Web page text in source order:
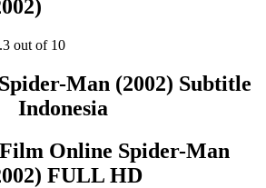
out of 10
Man (2002) Subtitle
Indonesia
Online Spider-Man
FULL HD